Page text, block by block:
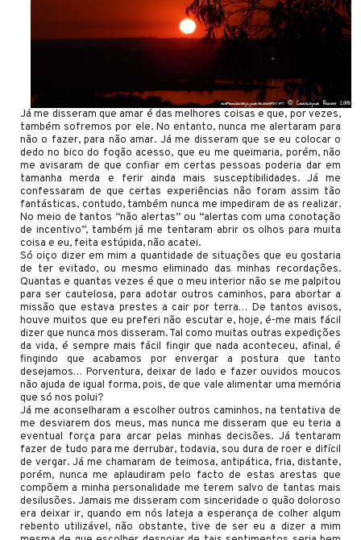
Já me disseram que amar é das melhores coisas e que, por vezes,
também sofremos por ele. No entanto, nunca me alertaram para
não o fazer, para não amar. Já me disseram que se eu colocar o
dedo no bico do fogão acesso, que eu me queimaria, porém, não
me avisaram de que confiar em certas pessoas poderia dar em
tamanha merda e ferir ainda mais susceptibilidades. Já me
confessaram de que certas experiências não foram assim tão
fantásticas, contudo, também nunca me impediram de as realizar.
No meio de tantos “não alertas” ou “alertas com uma conotação
de incentivo”, também já me tentaram abrir os olhos para muita
coisa e eu, feita estúpida, não acatei.
Só oiço dizer em mim a quantidade de situações que eu gostaria
de ter evitado, ou mesmo eliminado das minhas recordações.
Quantas e quantas vezes é que o meu interior não se me palpitou
para ser cautelosa, para adotar outros caminhos, para abortar a
missão que estava prestes a cair por terra… De tantos avisos,
houve muitos que eu preferi não escutar e, hoje, é-me mais fácil
dizer que nunca mos disseram. Tal como muitas outras expedições
da vida, é sempre mais fácil fingir que nada aconteceu, afinal, é
fingindo que acabamos por envergar a postura que tanto
desejamos… Porventura, deixar de lado e fazer ouvidos moucos
não ajuda de igual forma, pois, de que vale alimentar uma memória
que só nos polui?
Já me aconselharam a escolher outros caminhos, na tentativa de
me desviarem dos meus, mas nunca me disseram que eu teria a
eventual força para arcar pelas minhas decisões. Já tentaram
fazer de tudo para me derrubar, todavia, sou dura de roer e difícil
de vergar. Já me chamaram de teimosa, antipática, fria, distante,
porém, nunca me aplaudiram pelo facto de estas arestas que
compõem a minha personalidade me terem salvo de tantas mais
desilusões. Jamais me disseram com sinceridade o quão doloroso
era deixar ir, quando em nós lateja a esperança de colher algum
rebento utilizável, não obstante, tive de ser eu a dizer a mim